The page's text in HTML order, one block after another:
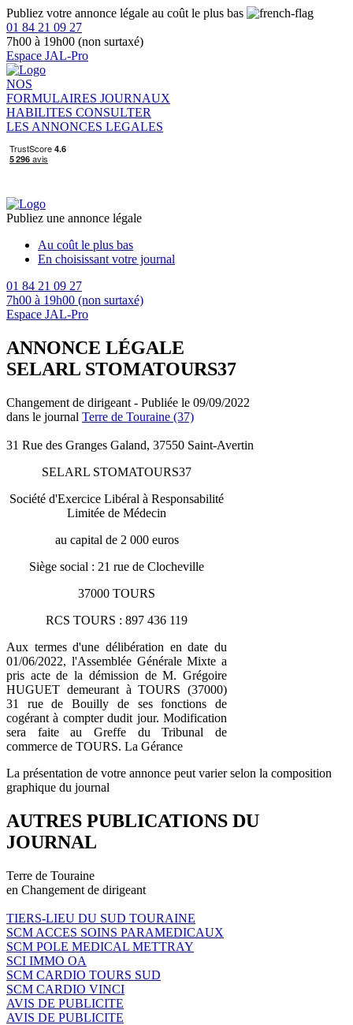
Publiez votre annonce légale au coût le plus bas
01 84 21 09 27
7h00 à 19h00 (non surtaxé)
Espace JAL-Pro
NOS
FORMULAIRES JOURNAUX
HABILITES CONSULTER
LES ANNONCES LEGALES
Publiez une annonce légale
Au coût le plus bas
En choisissant votre journal
01 84 21 09 27
7h00 à 19h00 (non surtaxé)
Espace JAL-Pro
ANNONCE LÉGALE
SELARL STOMATOURS37
Changement de dirigeant - Publiée le 09/09/2022
dans le journal Terre de Touraine (37)
31 Rue des Granges Galand, 37550 Saint-Avertin
SELARL STOMATOURS37
Société d'Exercice Libéral à Responsabilité
Limitée de Médecin
au capital de 2 000 euros
Siège social : 21 rue de Clocheville
37000 TOURS
RCS TOURS : 897 436 119
Aux termes d'une délibération en date du
01/06/2022, l'Assemblée Générale Mixte a
pris acte de la démission de M. Grégoire
HUGUET demeurant à TOURS (37000)
31 rue de Bouilly de ses fonctions de
cogérant à compter dudit jour. Modification
sera faite au Greffe du Tribunal de
commerce de TOURS. La Gérance
La présentation de votre annonce peut varier selon la composition
graphique du journal
AUTRES PUBLICATIONS DU
JOURNAL
Terre de Touraine
en Changement de dirigeant
TIERS-LIEU DU SUD TOURAINE
SCM ACCES SOINS PARAMEDICAUX
SCM POLE MEDICAL METTRAY
SCI IMMO OA
SCM CARDIO TOURS SUD
SCM CARDIO VINCI
AVIS DE PUBLICITE
AVIS DE PUBLICITE